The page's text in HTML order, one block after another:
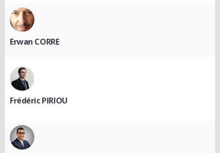
Erwan CORRE
Frédéric PIRIOU